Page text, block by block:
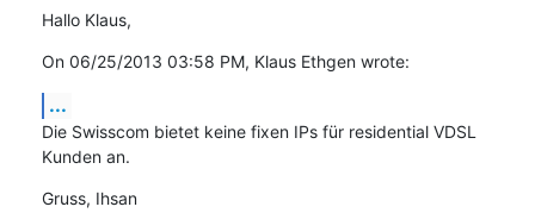
Hallo Klaus,
On 06/25/2013 03:58 PM, Klaus Ethgen wrote:
...
Die Swisscom bietet keine fixen IPs für residential VDSL
Kunden an.
Gruss, Ihsan